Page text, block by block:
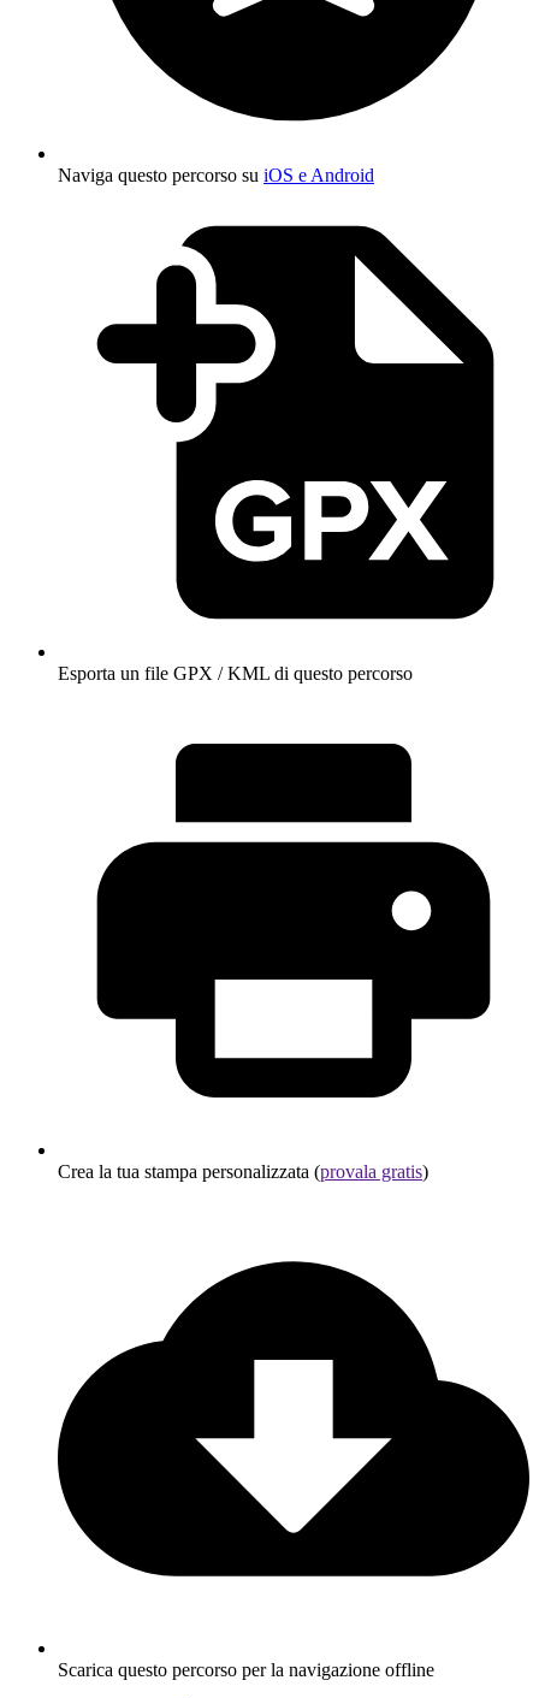
Naviga questo percorso su iOS e Android
Esporta un file GPX / KML di questo percorso
Crea la tua stampa personalizzata (provala gratis)
Scarica questo percorso per la navigazione offline